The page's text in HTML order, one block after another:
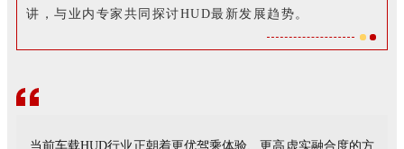
讲，与业内专家共同探讨HUD最新发展趋势。
当前车载HUD行业正朝着更优驾乘体验、更高虚实融合度的方